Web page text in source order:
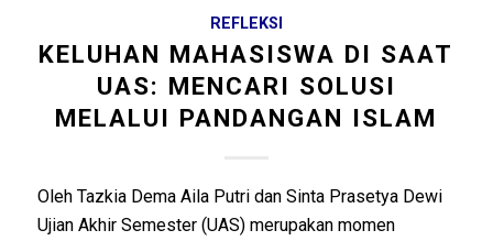
REFLEKSI
KELUHAN MAHASISWA DI SAAT
UAS: MENCARI SOLUSI
MELALUI PANDANGAN ISLAM
Oleh Tazkia Dema Aila Putri dan Sinta Prasetya Dewi
Ujian Akhir Semester (UAS) merupakan momen